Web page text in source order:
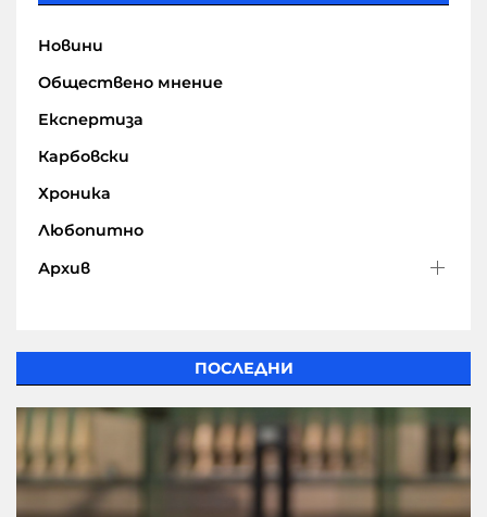
Новини
Обществено мнение
Експертиза
Карбовски
Хроника
Любопитно
Архив
ПОСЛЕДНИ